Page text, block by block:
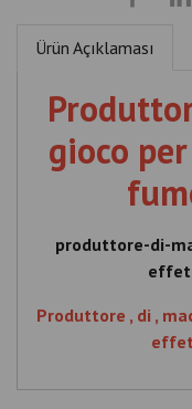
Ürün Açıklaması
gioco
produttore-di-
Produttore , di ,